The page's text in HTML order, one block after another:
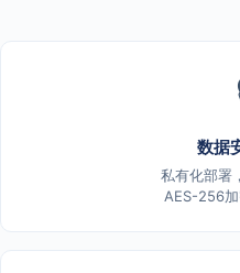
数据
私有化部署
AES-256